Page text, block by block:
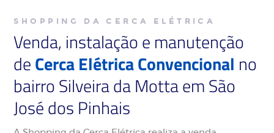
SHOPPING DA CERCA ELÉTRICA
Venda, instalação e manutenção
deCerca Elétrica Convencional no
bairro Silveira da Motta em São
José dos Pinhais